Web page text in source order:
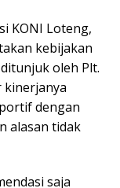
KONI Loteng,
kebijakan
oleh Plt.
kinerjanya
dengan
alasan tidak
saja